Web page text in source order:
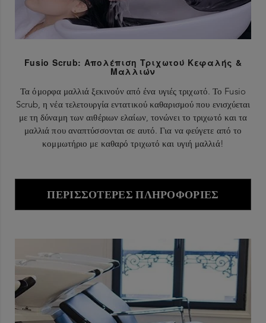
Fusio Scrub: Απολέπιση Τριχωτού Κεφαλής &
Μαλλιών
Τα όμορφα μαλλιά ξεκινούν από ένα υγιές τριχωτό. Το Fusio
Scrub, η νέα τελετουργία εντατικού καθαρισμού που ενισχύεται
με τη δύναμη των αιθέριων ελαίων, τονώνει το τριχωτό και τα
μαλλιά που αναπτύσσονται σε αυτό. Για να φεύγετε από το
κομμωτήριο με καθαρό τριχωτό και υγιή μαλλιά!
ΠΕΡΙΣΣΌΤΕΡΕΣ ΠΛΗΡΟΦΟΡΊΕΣ